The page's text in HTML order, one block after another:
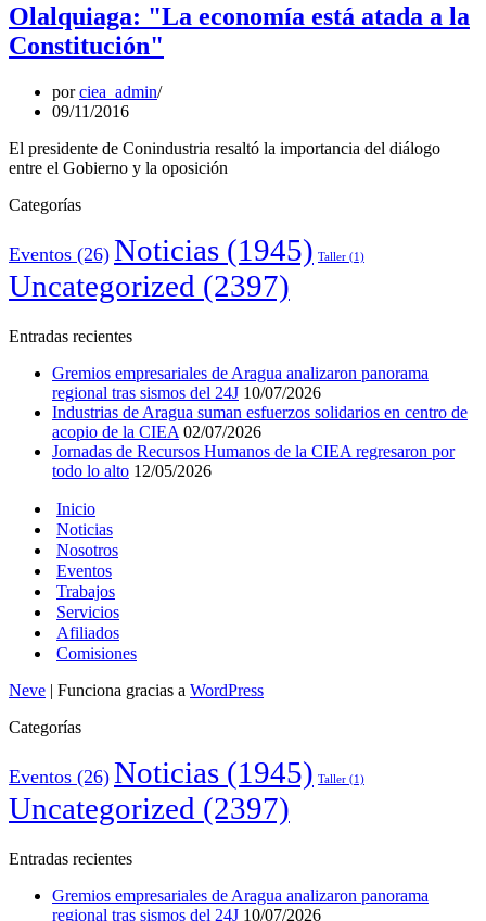
Olalquiaga: "La economía está atada a la
Constitución"
porciea_admin
09/11/2016
El presidente de Conindustria resaltó la importancia del diálogo
entre el Gobierno y la oposición
Categorías
Eventos (26) Noticias (1945) Taller (1)
Uncategorized (2397)
Entradas recientes
Gremios empresariales de Aragua analizaron panorama
regional tras sismos del 24J 10/07/2026
Industrias de Aragua suman esfuerzos solidarios en centro de
acopio de la CIEA 02/07/2026
Jornadas de Recursos Humanos de la CIEA regresaron por
todo lo alto 12/05/2026
Inicio
Noticias
Nosotros
Eventos
Trabajos
Servicios
Afiliados
Comisiones
Neve | Funciona gracias a WordPress
Categorías
Eventos (26) Noticias (1945) Taller (1)
Uncategorized (2397)
Entradas recientes
Gremios empresariales de Aragua analizaron panorama
regional tras sismos del 24J 10/07/2026